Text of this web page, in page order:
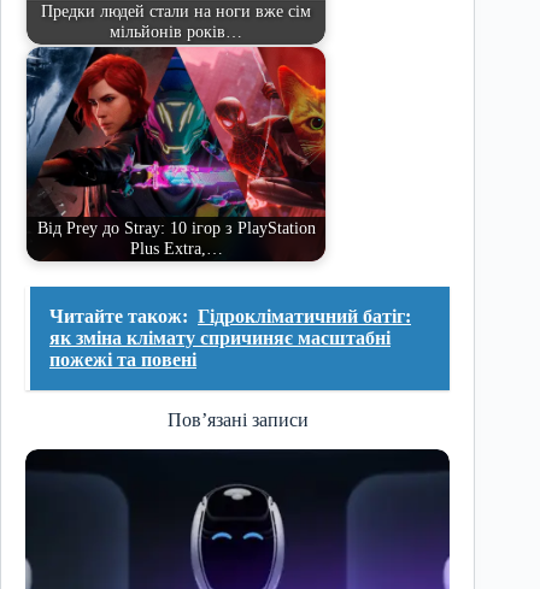
Предки людей стали на ноги вже сім
мільйонів років…
Від Prey до Stray: 10 ігор з PlayStation
Plus Extra,…
Читайте також: Гідрокліматичний батіг:
як зміна клімату спричиняє масштабні
пожежі та повені
Пов’язані записи